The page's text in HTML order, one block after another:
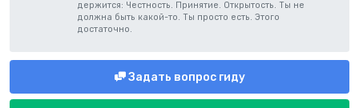
держится: Честность. Принятие. Открытость. Ты не
должна быть какой-то. Ты просто есть. Этого
достаточно.
Задать вопрос гиду